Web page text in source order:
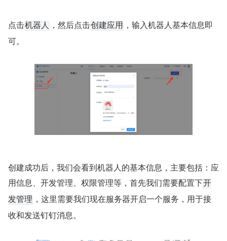
点击机器人 ，然后点击创建应用 ，输入机器人基本信息即
可。
创建成功后，我们会看到机器人的基本信息，主要包括：应
用信息、开发管理、权限管理等，首先我们需要配置下开
发管理 ，这里需要我们现在服务器开启一个服务，用于接
收和发送钉钉消息。